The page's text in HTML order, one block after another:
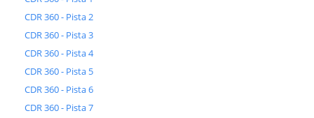
CDR 360 - Pista 2
CDR 360 - Pista 3
CDR 360 - Pista 4
CDR 360 - Pista 5
CDR 360 - Pista 6
CDR 360 - Pista 7